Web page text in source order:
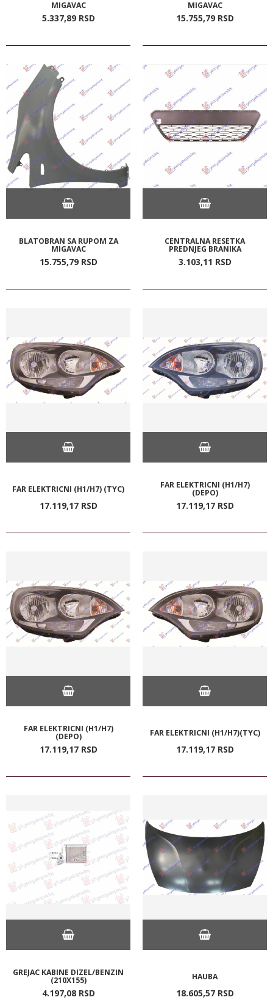
MIGAVAC
5.337,89 RSD
MIGAVAC
15.755,79 RSD
BLATOBRAN SA RUPOM ZA
MIGAVAC
15.755,79 RSD
CENTRALNA RESETKA
PREDNJEG BRANIKA
3.103,11 RSD
FAR ELEKTRICNI (H1/H7) (TYC)
17.119,17 RSD
FAR ELEKTRICNI (H1/H7)
(DEPO)
17.119,17 RSD
FAR ELEKTRICNI (H1/H7)
(DEPO)
17.119,17 RSD
FAR ELEKTRICNI (H1/H7)(TYC)
17.119,17 RSD
GREJAC KABINE DIZEL/BENZIN
(210X155)
4.197,08 RSD
HAUBA
18.605,57 RSD